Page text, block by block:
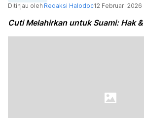
Ditinjau oleh Redaksi Halodoc12 Februari 2026
Cuti Melahirkan untuk Suami: Hak